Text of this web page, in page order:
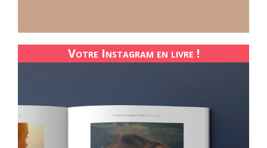
Votre Instagram en livre !